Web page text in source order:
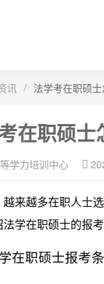
讯 / 法学考在职硕
在职硕士
学力培训中心
越来越多在职人士
法学在职硕士的报
在职硕士报考